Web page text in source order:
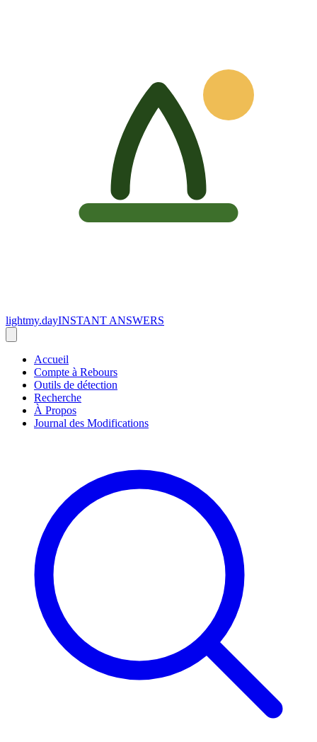
lightmy.dayINSTANT ANSWERS
Accueil
Compte à Rebours
Outils de détection
Recherche
À Propos
Journal des Modifications